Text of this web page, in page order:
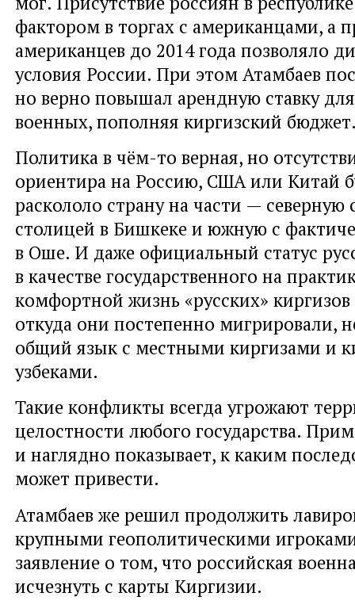
фактором в торгах с американцами, а
американцев до 2014 года позволяло
условия России. При этом Атамбаев
но верно повышал арендную ставку
военных, пополняя киргизский
Политика в чём-то верная, но
ориентира на Россию, США или Китай
раскололо страну на части —
столицей в Бишкеке и южную с
в Оше. И даже официальный статус
в качестве государственного на
комфортной жизнь «русских»
откуда они постепенно мигрировали,
общий язык с местными киргизами и
узбеками.
Такие конфликты всегда угрожают
целостности любого государства.
и наглядно показывает, к каким
может привести.
Атамбаев же решил продолжить
крупными геополитическими
заявление о том, что российская
исчезнуть с карты Киргизии.